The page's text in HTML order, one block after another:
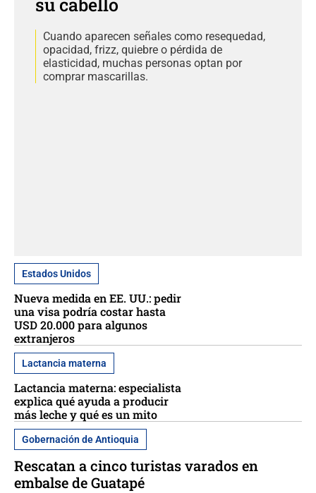
Cuando aparecen señales como resequedad,
opacidad, frizz, quiebre o pérdida de
elasticidad, muchas personas optan por
comprar mascarillas.
Estados Unidos
Nueva medida en EE. UU.: pedir
una visa podría costar hasta
USD 20.000 para algunos
extranjeros
Lactancia materna
Lactancia materna: especialista
explica qué ayuda a producir
más leche y qué es un mito
Gobernación de Antioquia
Rescatan a cinco turistas varados en
embalse de Guatapé